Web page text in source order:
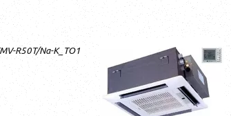
R50T/Na-K_TO1